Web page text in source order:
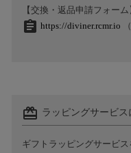
【交換・返品申請フォーム
assignment https://diviner.rcmr.io
card_giftcard ラッピングサービス
ギフトラッピングサービ